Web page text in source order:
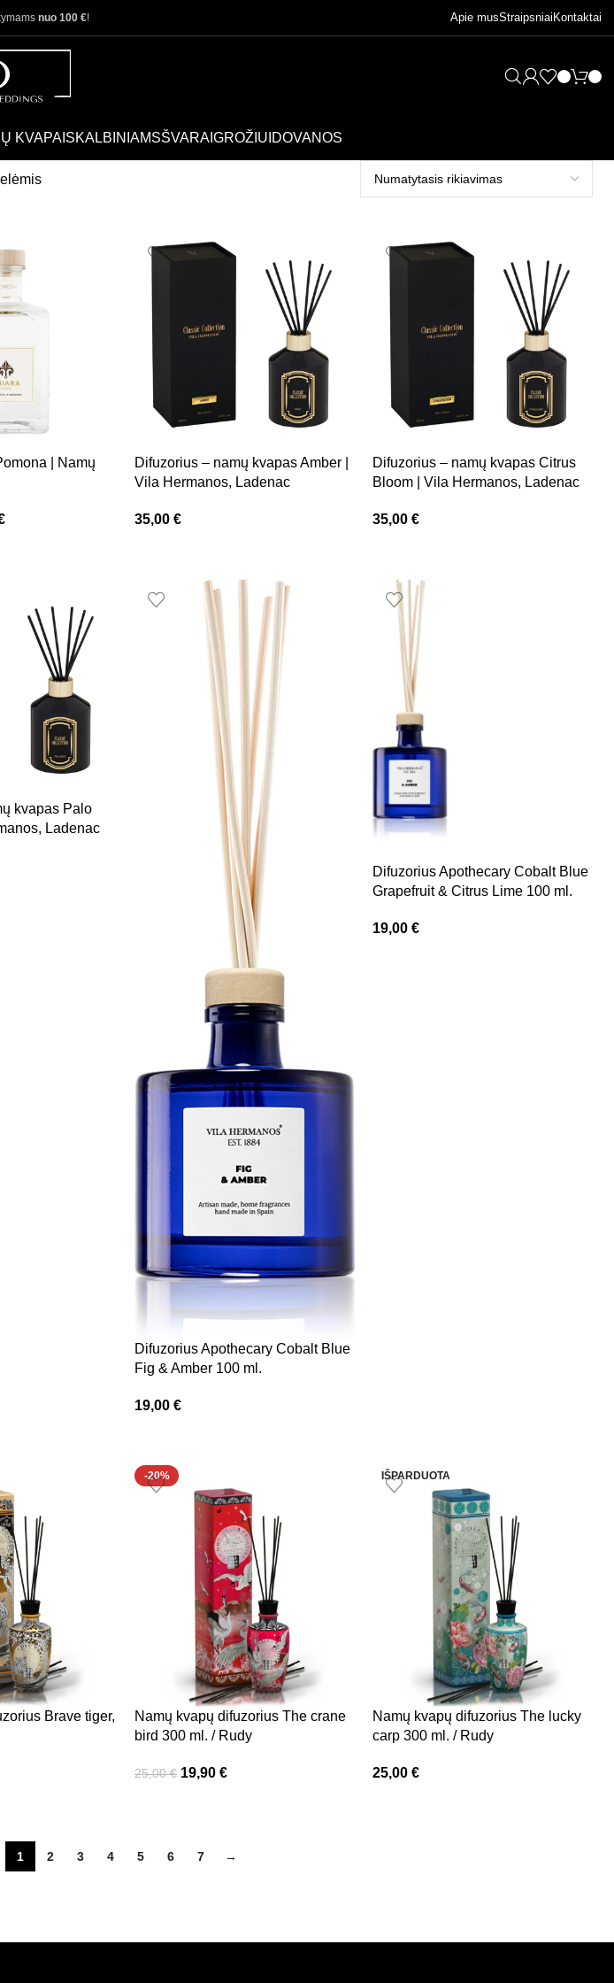
nuo 100 €! Apie musStraipsniai Kontaktai
KVAPAI SKALBINIAMSŠVARAI GROŽIUI DOVANOS
| Namų
Difuzorius – namų kvapas Amber |
Vila Hermanos, Ladenac
35,00 €
Difuzorius – namų kvapas Citrus
Bloom | Vila Hermanos, Ladenac
35,00 €
kvapas Palo
Ladenac
Difuzorius Apothecary Cobalt Blue
Fig & Amber 100 ml.
19,00 €
Difuzorius Apothecary Cobalt Blue
Grapefruit & Citrus Lime 100 ml.
19,00 €
Brave tiger,
-20%
Namų kvapų difuzorius The crane
bird 300 ml. / Rudy
25,00€ 19,90 €
IŠPARDUOTA
Namų kvapų difuzorius The lucky
carp 300 ml. / Rudy
25,00 €
1 2 3 4 5 6 7 →